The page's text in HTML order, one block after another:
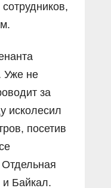
Уже не
за
исколесил
посетив
Байкал.